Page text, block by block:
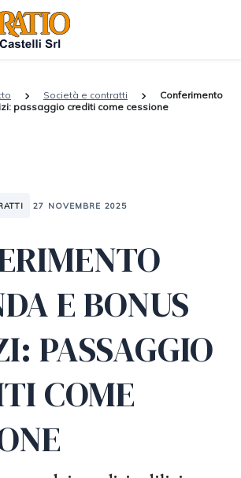
Società e contratti
Conferimento
passaggio crediti come cessione
27 NOVEMBRE 2025
E BONUS
PASSAGGIO
COME